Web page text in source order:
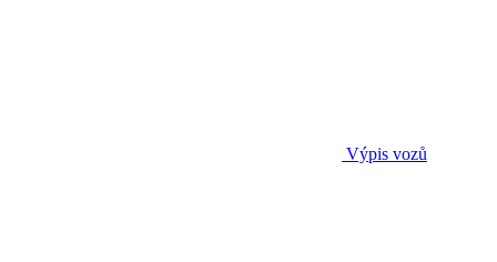
Výpis vozů